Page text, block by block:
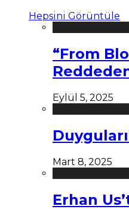
Hepsini Görüntüle
“From
Eylül 5, 2025
Mart 8, 2025
Erhan